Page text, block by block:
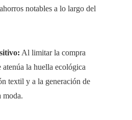
notables a lo largo del
Al limitar la compra
atenúa la huella ecológica
textil y a la generación de
moda.